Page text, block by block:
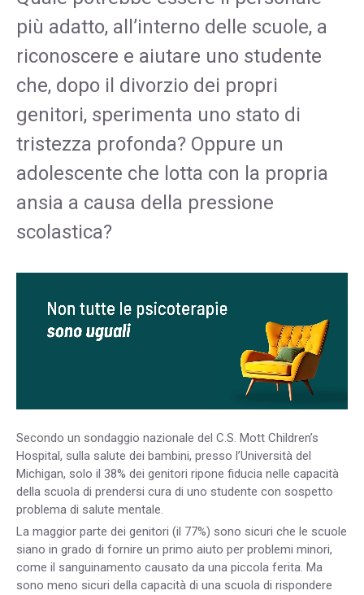
più adatto, all’interno delle scuole, a
riconoscere e aiutare uno studente
che, dopo il divorzio dei propri
genitori, sperimenta uno stato di
tristezza profonda? Oppure un
adolescente che lotta con la propria
ansia a causa della pressione
scolastica?
Secondo un sondaggio nazionale del C.S. Mott Children’s
Hospital, sulla salute dei bambini, presso l’Università del
Michigan, solo il 38% dei genitori ripone fiducia nelle capacità
della scuola di prendersi cura di uno studente con sospetto
problema di salute mentale.
La maggior parte dei genitori (il 77%) sono sicuri che le scuole
siano in grado di fornire un primo aiuto per problemi minori,
come il sanguinamento causato da una piccola ferita. Ma
sono meno sicuri della capacità di una scuola di rispondere